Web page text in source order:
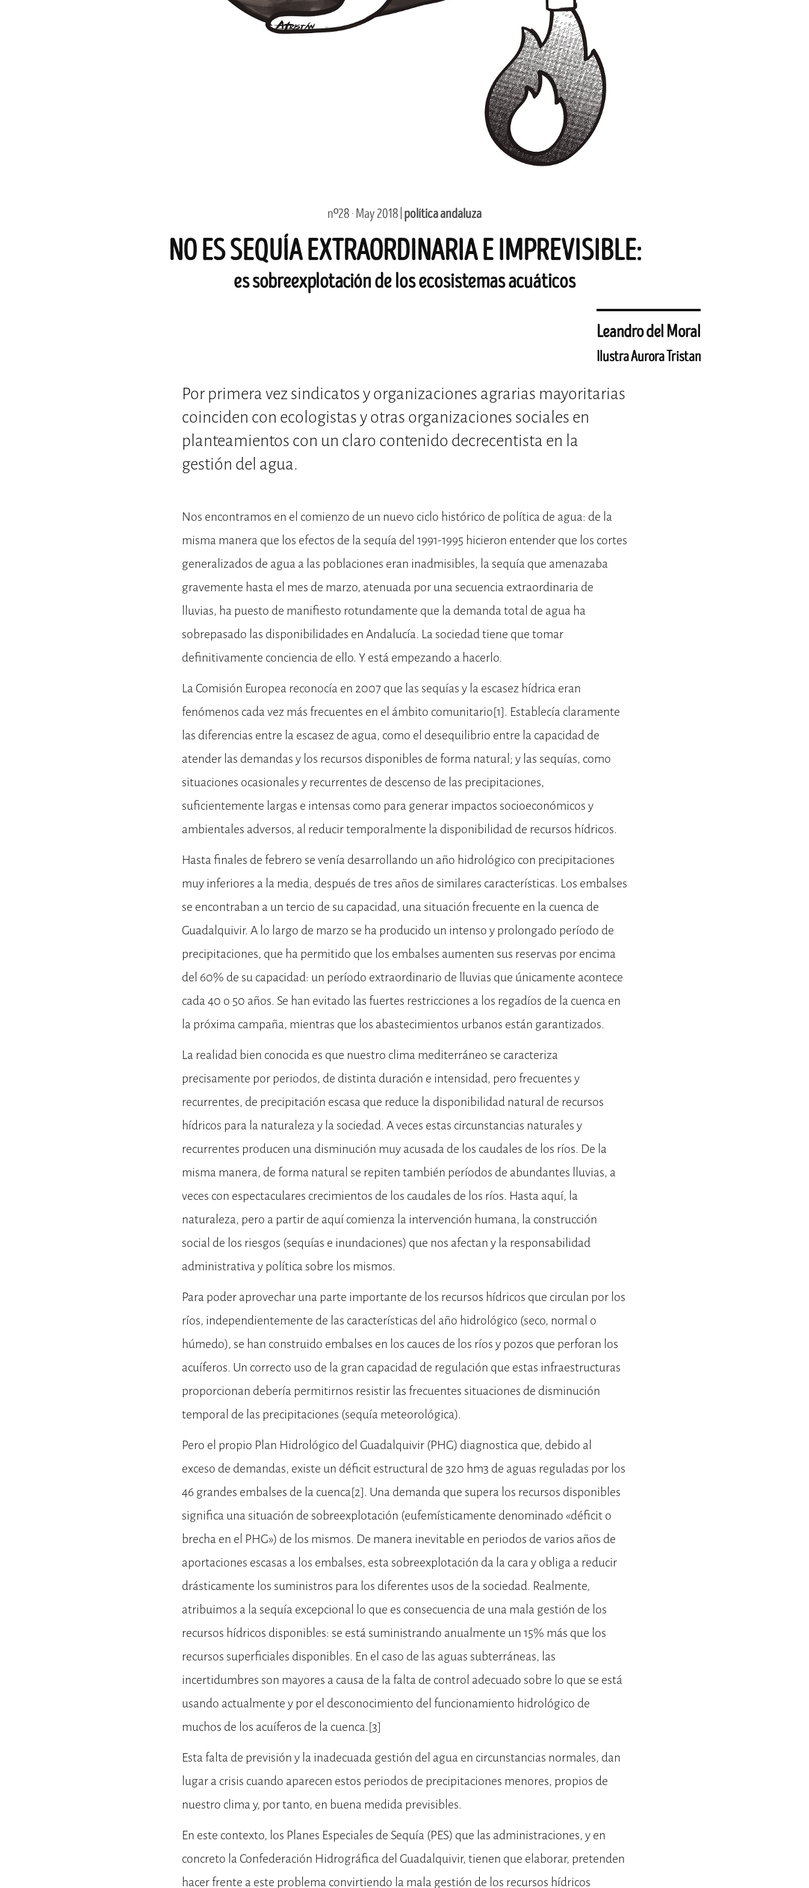
nº28 · May 2018 | política andaluza
NO ES SEQUÍA EXTRAORDINARIA E IMPREVISIBLE:
es sobreexplotación de los ecosistemas acuáticos
Leandro del Moral
Ilustra Aurora Tristan
Por primera vez sindicatos y organizaciones agrarias mayoritarias
coinciden con ecologistas y otras organizaciones sociales en
planteamientos con un claro contenido decrecentista en la
gestión del agua.
Nos encontramos en el comienzo de un nuevo ciclo histórico de política de agua: de la
misma manera que los efectos de la sequía del 1991-1995 hicieron entender que los cortes
generalizados de agua a las poblaciones eran inadmisibles, la sequía que amenazaba
gravemente hasta el mes de marzo, atenuada por una secuencia extraordinaria de
lluvias, ha puesto de manifiesto rotundamente que la demanda total de agua ha
sobrepasado las disponibilidades en Andalucía. La sociedad tiene que tomar
definitivamente conciencia de ello. Y está empezando a hacerlo.
La Comisión Europea reconocía en 2007 que las sequías y la escasez hídrica eran
fenómenos cada vez más frecuentes en el ámbito comunitario[1]. Establecía claramente
las diferencias entre la escasez de agua, como el desequilibrio entre la capacidad de
atender las demandas y los recursos disponibles de forma natural; y las sequías, como
situaciones ocasionales y recurrentes de descenso de las precipitaciones,
suficientemente largas e intensas como para generar impactos socioeconómicos y
ambientales adversos, al reducir temporalmente la disponibilidad de recursos hídricos.
Hasta finales de febrero se venía desarrollando un año hidrológico con precipitaciones
muy inferiores a la media, después de tres años de similares características. Los embalses
se encontraban a un tercio de su capacidad, una situación frecuente en la cuenca de
Guadalquivir. A lo largo de marzo se ha producido un intenso y prolongado período de
precipitaciones, que ha permitido que los embalses aumenten sus reservas por encima
del 60% de su capacidad: un período extraordinario de lluvias que únicamente acontece
cada 40 o 50 años. Se han evitado las fuertes restricciones a los regadíos de la cuenca en
la próxima campaña, mientras que los abastecimientos urbanos están garantizados.
La realidad bien conocida es que nuestro clima mediterráneo se caracteriza
precisamente por periodos, de distinta duración e intensidad, pero frecuentes y
recurrentes, de precipitación escasa que reduce la disponibilidad natural de recursos
hídricos para la naturaleza y la sociedad. A veces estas circunstancias naturales y
recurrentes producen una disminución muy acusada de los caudales de los ríos. De la
misma manera, de forma natural se repiten también períodos de abundantes lluvias, a
veces con espectaculares crecimientos de los caudales de los ríos. Hasta aquí, la
naturaleza, pero a partir de aquí comienza la intervención humana, la construcción
social de los riesgos (sequías e inundaciones) que nos afectan y la responsabilidad
administrativa y política sobre los mismos.
Para poder aprovechar una parte importante de los recursos hídricos que circulan por los
ríos, independientemente de las características del año hidrológico (seco, normal o
húmedo), se han construido embalses en los cauces de los ríos y pozos que perforan los
acuíferos. Un correcto uso de la gran capacidad de regulación que estas infraestructuras
proporcionan debería permitirnos resistir las frecuentes situaciones de disminución
temporal de las precipitaciones (sequía meteorológica).
Pero el propio Plan Hidrológico del Guadalquivir (PHG) diagnostica que, debido al
exceso de demandas, existe un déficit estructural de 320 hm3 de aguas reguladas por los
46 grandes embalses de la cuenca[2]. Una demanda que supera los recursos disponibles
significa una situación de sobreexplotación (eufemísticamente denominado «déficit o
brecha en el PHG») de los mismos. De manera inevitable en periodos de varios años de
aportaciones escasas a los embalses, esta sobreexplotación da la cara y obliga a reducir
drásticamente los suministros para los diferentes usos de la sociedad. Realmente,
atribuimos a la sequía excepcional lo que es consecuencia de una mala gestión de los
recursos hídricos disponibles: se está suministrando anualmente un 15% más que los
recursos superficiales disponibles. En el caso de las aguas subterráneas, las
incertidumbres son mayores a causa de la falta de control adecuado sobre lo que se está
usando actualmente y por el desconocimiento del funcionamiento hidrológico de
muchos de los acuíferos de la cuenca.[3]
Esta falta de previsión y la inadecuada gestión del agua en circunstancias normales, dan
lugar a crisis cuando aparecen estos periodos de precipitaciones menores, propios de
nuestro clima y, por tanto, en buena medida previsibles.
En este contexto, los Planes Especiales de Sequía (PES) que las administraciones, y en
concreto la Confederación Hidrográfica del Guadalquivir, tienen que elaborar, pretenden
hacer frente a este problema convirtiendo la mala gestión de los recursos hídricos